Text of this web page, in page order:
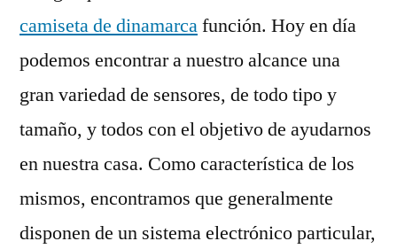
camiseta de dinamarcafunción. Hoy en día
podemos encontrar a nuestro alcance una
gran variedad de sensores, de todo tipo y
tamaño, y todos con el objetivo de ayudarnos
en nuestra casa. Como característica de los
mismos, encontramos que generalmente
disponen de un sistema electrónico particular,